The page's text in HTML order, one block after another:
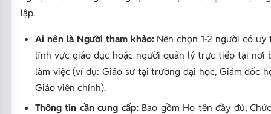
lập.
Ai nên là Người tham khảo:Nên chọn 1-2 người có uy
lĩnh vực giáo dục hoặc người quản lý trực tiếp tại nơi
làm việc (ví dụ: Giáo sư tại trường đại học, Giám đốc
Giáo viên chính).
Thông tin cần cung cấp:Bao gồm Họ tên đầy đủ,